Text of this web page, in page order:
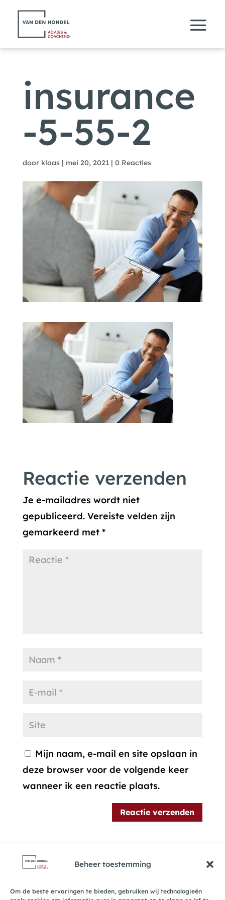
Beheer toestemming
Om de beste ervaringen te bieden, gebruiken wij technologieën
insurance
-5-55-2
door klaas| mei 20, 2021| 0 Reacties
Reactie verzenden
Je e-mailadres wordt niet
gepubliceerd. Vereiste velden zijn
gemarkeerd met *
Mijn naam, e-mail en site opslaan in
deze browser voor de volgende keer
wanneer ik een reactie plaats.